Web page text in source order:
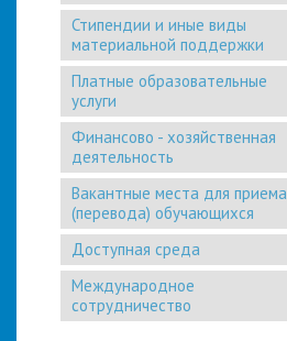
Стипендии и иные виды
материальной поддержки
Платные образовательные
услуги
Финансово - хозяйственная
деятельность
Вакантные места для приема
(перевода) обучающихся
Доступная среда
Международное
сотрудничество